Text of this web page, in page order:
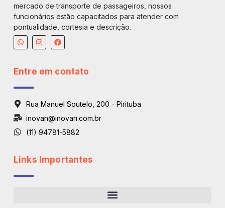
mercado de transporte de passageiros, nossos
funcionários estão capacitados para atender com
pontualidade, cortesia e descrição.
Entre em contato
Rua Manuel Soutelo, 200 - Pirituba
inovan@inovan.com.br
(11) 94781-5882
Links Importantes